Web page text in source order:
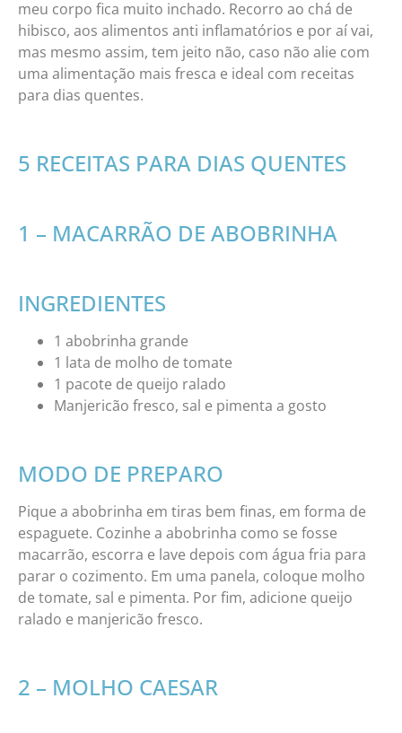
meu corpo fica muito inchado. Recorro ao chá de
hibisco, aos alimentos anti inflamatórios e por aí vai,
mas mesmo assim, tem jeito não, caso não alie com
uma alimentação mais fresca e ideal com receitas
para dias quentes.
5 RECEITAS PARA DIAS QUENTES
1 – MACARRÃO DE ABOBRINHA
INGREDIENTES
1 abobrinha grande
1 lata de molho de tomate
1 pacote de queijo ralado
Manjericão fresco, sal e pimenta a gosto
MODO DE PREPARO
Pique a abobrinha em tiras bem finas, em forma de
espaguete. Cozinhe a abobrinha como se fosse
macarrão, escorra e lave depois com água fria para
parar o cozimento. Em uma panela, coloque molho
de tomate, sal e pimenta. Por fim, adicione queijo
ralado e manjericão fresco.
2 – MOLHO CAESAR